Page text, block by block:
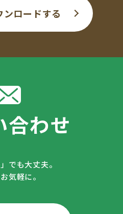
ロードする
合わせ
でも大丈夫。
気軽に。